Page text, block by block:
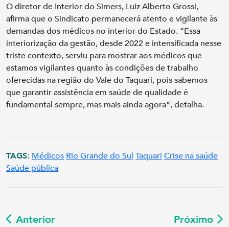
O diretor de Interior do Simers, Luiz Alberto Grossi,
afirma que o Sindicato permanecerá atento e vigilante às
demandas dos médicos no interior do Estado. “Essa
interiorização da gestão, desde 2022 e intensificada nesse
triste contexto, serviu para mostrar aos médicos que
estamos vigilantes quanto às condições de trabalho
oferecidas na região do Vale do Taquari, pois sabemos
que garantir assistência em saúde de qualidade é
fundamental sempre, mas mais ainda agora”, detalha.
TAGS: Médicos Rio Grande do Sul Taquari Crise na saúde
Saúde pública
Anterior Próximo